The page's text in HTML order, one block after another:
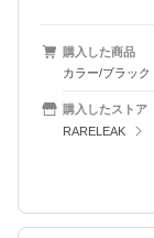
購入した商品
カラー/ブラック
購入したストア
RARELEAK